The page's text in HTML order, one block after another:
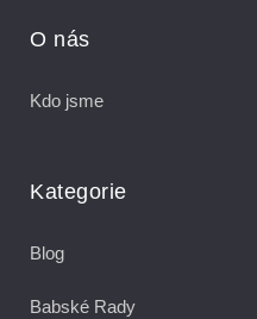
O nás
Kdo jsme
Kategorie
Blog
Babské Rady